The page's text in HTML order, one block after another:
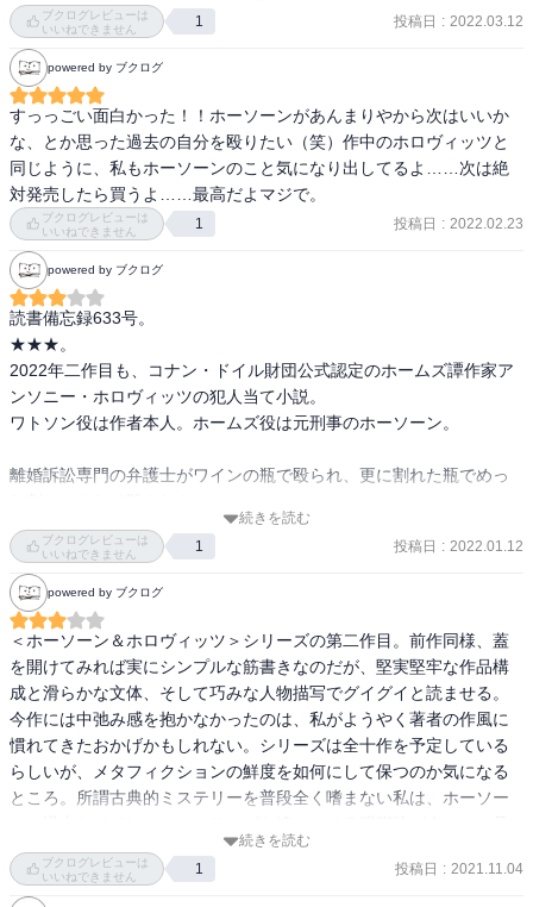
捜しがメインストーリーに対して登場人物がきちんと覚えられない
問題が発生してこんがらがりました。
いろんな人が登場するんだけど、この人誰だっけってことになって
犯人捜し以前のところでうろついてました。
あと、主役のホーソーンがあんまり魅力的じゃないってのも減点対
象。
ブクログレビューは
いいねできません
1 投稿日 : 2022.03.12
powered by ブクログ
すっっごい面白かった！！ホーソーンがあんまりやから次はいいか
な、とか思った過去の自分を殴りたい（笑）作中のホロヴィッツと
同じように、私もホーソーンのこと気になり出してるよ……次は絶
対発売したら買うよ……最高だよマジで。
ブクログレビューは
いいねできません
1 投稿日 : 2022.02.23
powered by ブクログ
読書備忘録633号。
★★★。
2022年二作目も、コナン・ドイル財団公式認定のホームズ譚作家ア
ンソニー・ホロヴィッツの犯人当て小説。
ワトソン役は作者本人。ホームズ役は元刑事のホーソーン。
離婚訴訟専門の弁護士がワインの瓶で殴られ、更に割れた瓶でめっ
被害者が弁護していた男性の元妻が殺人事件の前日に被害者に対し
て「ワインの瓶で殴って殺してやる！」とレストランで息巻いてい
た。
更に、被害者は弁護していた男性の不都合な収入の調査をしてい
た。
更に更に、弁護士は数年前に同級生3人と洞窟探検に行き、1人が事
故で死んでいた。残ったもう1人はなんと殺人事件の前日に鉄道事
故？で死んでいた。
物語はホロヴィッツ本人が間抜けなワトソン役の視点で語られてい
るので、ヒントはフェアプレイで散りばめられているが、読者が気
物語に人間ドラマもなく、感動もなく、涙もなく、完全な犯人当て
ゲームブック。ミステリー好きには堪らないだろうが私はダメ。ペ
続きを読む
ブクログレビューは
いいねできません
1 投稿日 : 2022.01.12
powered by ブクログ
＜ホーソーン＆ホロヴィッツ＞シリーズの第二作目。前作同様、蓋
を開けてみれば実にシンプルな筋書きなのだが、堅実堅牢な作品構
成と滑らかな文体、そして巧みな人物描写でグイグイと読ませる。
今作には中弛み感を抱かなかったのは、私がようやく著者の作風に
慣れてきたおかげかもしれない。シリーズは全十作を予定している
らしいが、メタフィクションの鮮度を如何にして保つのか気になる
ところ。所謂古典的ミステリーを普段全く嗜まない私は、ホーソー
出せないのも事実なのだけれど。続きを読む
ブクログレビューは
いいねできません
1 投稿日 : 2021.11.04